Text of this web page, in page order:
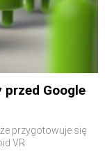
przed Google
przygotowuje się
VR